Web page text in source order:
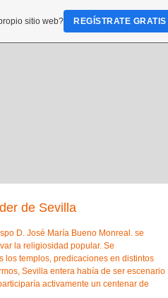
de Sevilla
D. José María Bueno Monreal. se
la religiosidad popular. Se
los templos, predicaciones en distintos
Sevilla entera había de ser escenario
activamente un centenar de
sitio web? REGÍSTRATE GRATIS